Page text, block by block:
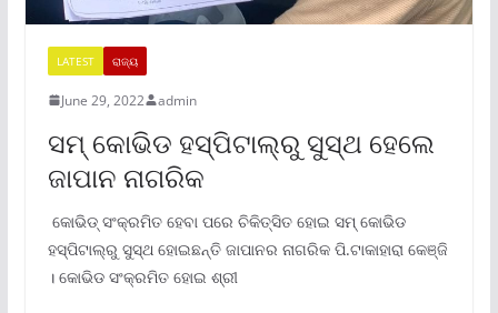
LATEST ରାଜ୍ୟ
June 29, 2022 admin
ସମ୍ କୋଭିଡ ହସ୍ପିଟାଲ୍‌ରୁ ସୁସ୍ଥ ହେଲେ
ଜାପାନ ନାଗରିକ
କୋଭିଡ୍ ସଂକ୍ରମିତ ହେବା ପରେ ଚିକିତ୍ସିତ ହୋଇ ସମ୍ କୋଭିଡ
ହସ୍ପିଟାଲ୍‌ରୁ ସୁସ୍ଥ ହୋଇଛନ୍ତି ଜାପାନର ନାଗରିକ ପି.ଟାକାହାରା କେଞ୍ଜି
। କୋଭିଡ ସଂକ୍ରମିତ ହୋଇ ଶ୍ରୀ